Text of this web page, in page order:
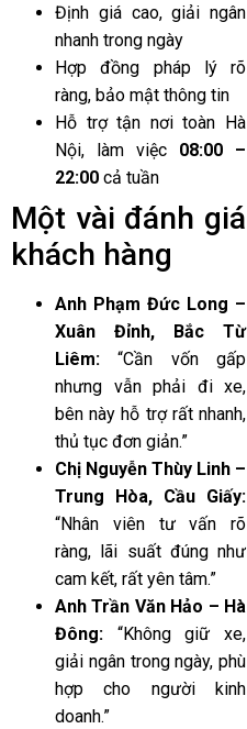
Định giá cao, giải ngân
nhanh trong ngày
Hợp đồng pháp lý rõ
ràng, bảo mật thông tin
Hỗ trợ tận nơi toàn Hà
Nội, làm việc 08:00 –
22:00 cả tuần
Một vài đánh giá
khách hàng
Anh Phạm Đức Long –
Xuân Đỉnh, Bắc Từ
Liêm: “Cần vốn gấp
nhưng vẫn phải đi xe,
bên này hỗ trợ rất nhanh,
thủ tục đơn giản.”
Chị Nguyễn Thùy Linh –
Trung Hòa, Cầu Giấy:
“Nhân viên tư vấn rõ
ràng, lãi suất đúng như
cam kết, rất yên tâm.”
Anh Trần Văn Hảo – Hà
Đông: “Không giữ xe,
giải ngân trong ngày, phù
hợp cho người kinh
doanh.”